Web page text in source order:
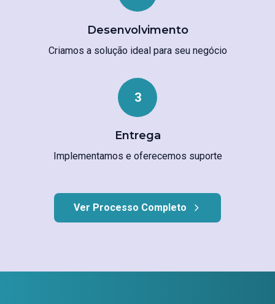
Desenvolvimento
Criamos a solução ideal para seu negócio
3
Entrega
Implementamos e oferecemos suporte
Ver Processo Completo